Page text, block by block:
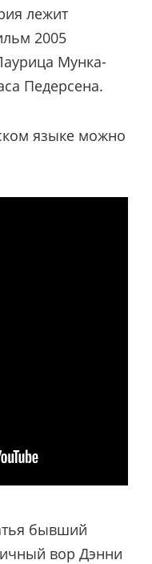
лежит
2005
Мунка-
Педерсена.
языке можно
бывший
вор Дэнни